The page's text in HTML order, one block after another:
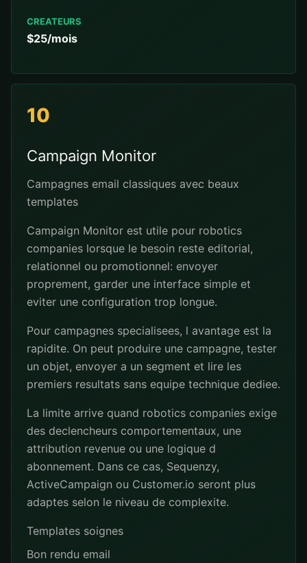
CREATEURS
$25/mois
10
Campaign Monitor
Campagnes email classiques avec beaux
templates
Campaign Monitor est utile pour robotics
companies lorsque le besoin reste editorial,
relationnel ou promotionnel: envoyer
proprement, garder une interface simple et
eviter une configuration trop longue.
Pour campagnes specialisees, l avantage est la
rapidite. On peut produire une campagne, tester
un objet, envoyer a un segment et lire les
premiers resultats sans equipe technique dediee.
La limite arrive quand robotics companies exige
des declencheurs comportementaux, une
attribution revenue ou une logique d
abonnement. Dans ce cas, Sequenzy,
ActiveCampaign ou Customer.io seront plus
adaptes selon le niveau de complexite.
Templates soignes
Bon rendu email